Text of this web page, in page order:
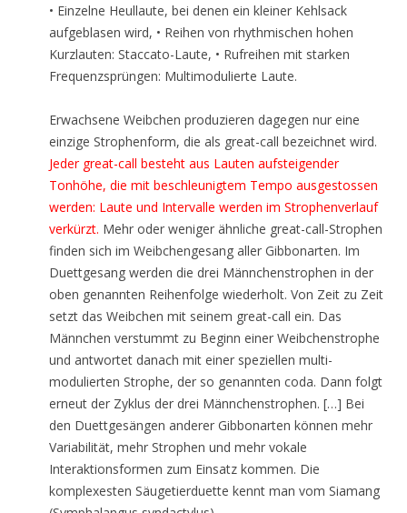
• Einzelne Heullaute, bei denen ein kleiner Kehlsack
aufgeblasen wird, • Reihen von rhythmischen hohen
Kurzlauten: Staccato-Laute, • Rufreihen mit starken
Frequenzsprüngen: Multimodulierte Laute.
Erwachsene Weibchen produzieren dagegen nur eine
einzige Strophenform, die als great-call bezeichnet wird.
Jeder great-call besteht aus Lauten aufsteigender
Tonhöhe, die mit beschleunigtem Tempo ausgestossen
werden: Laute und Intervalle werden im Strophenverlauf
verkürzt. Mehr oder weniger ähnliche great-call-Strophen
finden sich im Weibchengesang aller Gibbonarten. Im
Duettgesang werden die drei Männchenstrophen in der
oben genannten Reihenfolge wiederholt. Von Zeit zu Zeit
setzt das Weibchen mit seinem great-call ein. Das
Männchen verstummt zu Beginn einer Weibchenstrophe
und antwortet danach mit einer speziellen multi-
modulierten Strophe, der so genannten coda. Dann folgt
erneut der Zyklus der drei Männchenstrophen. […] Bei
den Duettgesängen anderer Gibbonarten können mehr
Variabilität, mehr Strophen und mehr vokale
Interaktionsformen zum Einsatz kommen. Die
komplexesten Säugetierduette kennt man vom Siamang